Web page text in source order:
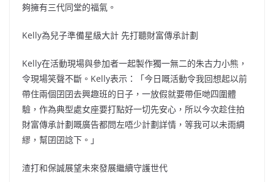
夠擁有三代同堂的福氣。
Kelly為兒子準備星級大計 先打聽財富傳承計劃
Kelly在活動現場與參加者一起製作獨一無二的朱古力小熊，
令現場笑聲不斷。Kelly表示：「今日嘅活動令我回想起以前
帶住兩個囝囝去興趣班的日子，一放假就要帶佢哋四圍體
驗，作為典型處女座要打點好一切先安心，所以今次趁住拍
財富傳承計劃嘅廣告都問左唔少計劃詳情，等我可以未雨綢
繆，幫囝囝諗下。」
渣打和保誠展望未來發展繼續守護世代